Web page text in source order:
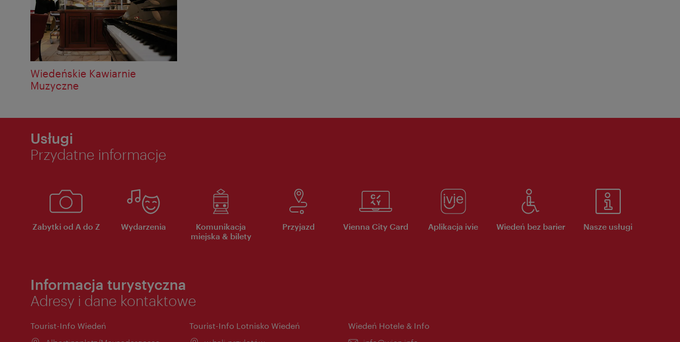
Wiedeńskie Kawiarnie
Muzyczne
Usługi
Przydatne informacje
Zabytki od A do Z Wydarzenia
Komunikacja
miejska & bilety
Przyjazd Vienna City Card Aplikacja ivie Wiedeń bez barier Nasze usługi
Informacja turystyczna
Adresy i dane kontaktowe
Tourist-Info Wiedeń
Tourist-Info Lotnisko Wiedeń
Wiedeń Hotele & Info